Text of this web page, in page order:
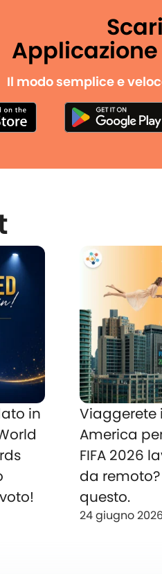
Applicazione
Il modo semplice e
in
Viaggerete
America
FIFA 2026
da
questo.
24 giugno